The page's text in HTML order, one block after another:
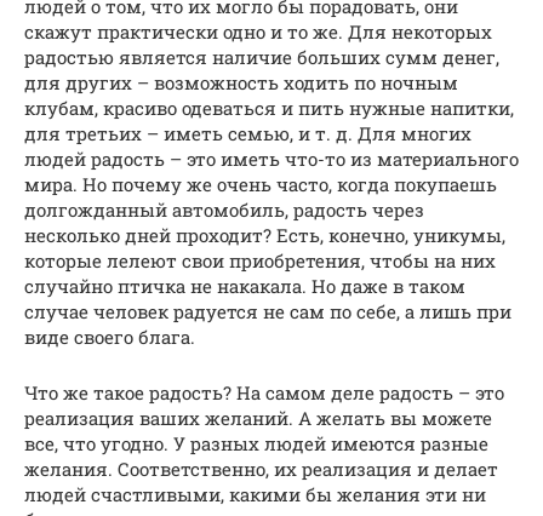
людей о том, что их могло бы порадовать, они
скажут практически одно и то же. Для некоторых
радостью является наличие больших сумм денег,
для других – возможность ходить по ночным
клубам, красиво одеваться и пить нужные напитки,
для третьих – иметь семью, и т. д. Для многих
людей радость – это иметь что-то из материального
мира. Но почему же очень часто, когда покупаешь
долгожданный автомобиль, радость через
несколько дней проходит? Есть, конечно, уникумы,
которые лелеют свои приобретения, чтобы на них
случайно птичка не накакала. Но даже в таком
случае человек радуется не сам по себе, а лишь при
виде своего блага.
Что же такое радость? На самом деле радость – это
реализация ваших желаний. А желать вы можете
все, что угодно. У разных людей имеются разные
желания. Соответственно, их реализация и делает
людей счастливыми, какими бы желания эти ни